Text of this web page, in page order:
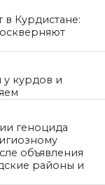
в Курдистане:
у курдов и
геноцида
объявления
районы и